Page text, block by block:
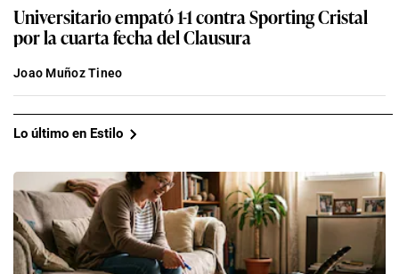
Universitario empató 1-1 contra Sporting Cristal
por la cuarta fecha del Clausura
Joao Muñoz Tineo
Lo último en Estilo